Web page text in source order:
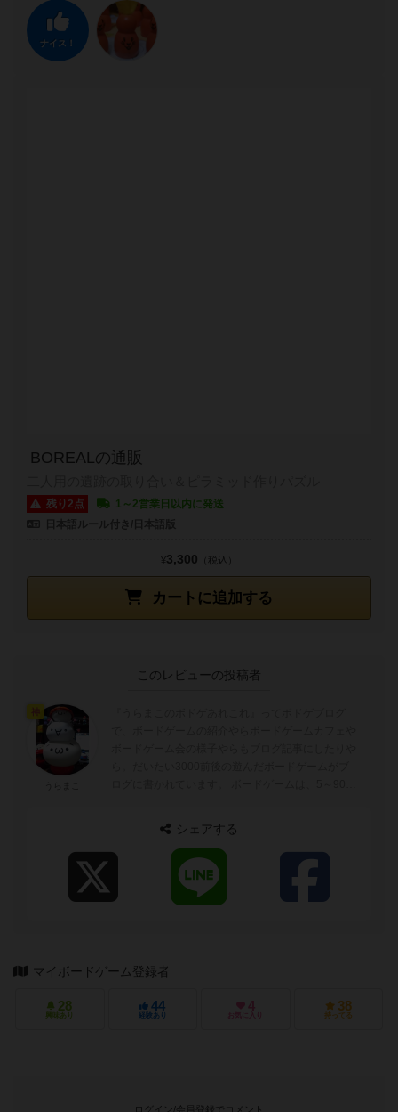
ナイス！
BOREALの通販
残り2点
1～2営業日以内に発送
カートに追加する
¥3,300 （税込）
このレビューの投稿者
シェアする
マイボードゲーム登録者
28
興味あり
44
経験あり
4
お気に入り
38
持ってる
ログイン/会員登録でコメント